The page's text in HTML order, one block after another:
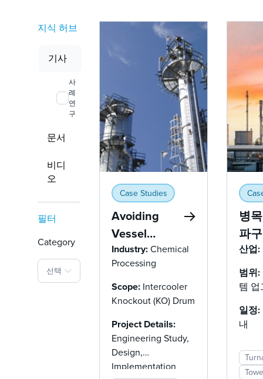
지식 허브
기사
사
례
연
구
문서
비디
오
필터
Category
선택
Case Studies
Avoiding
Vessel
Replacement:
CFD-
Validated
Retrofit
Eliminates
Liquid
Carryover
Industry:Chemical
Processing
Scope: Intercooler
Knockout (KO) Drum
Project Details:
Engineering Study,
Design,
Implementation
병
파
하
수
이드
산업:
범위:
템
일정:
내